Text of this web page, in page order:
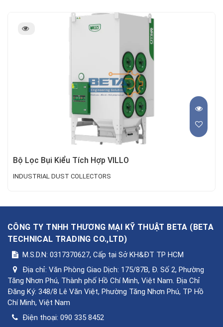
Bộ Lọc Bụi Kiểu Tích Hợp VILLO
INDUSTRIAL DUST COLLECTORS
CÔNG TY TNHH THƯƠNG MẠI KỸ THUẬT BETA (BETA
TECHNICAL TRADING CO.,LTD)
M.S.D.N: 0317370627, Cấp tại Sở KH&ĐT TP HCM
Địa chỉ: Văn Phòng Giao Dịch: 175/87B, Đ. Số 2, Phường
Tăng Nhơn Phú, Thành phố Hồ Chí Minh, Việt Nam. Địa Chỉ
Đăng Ký: 348/8 Lê Văn Việt, Phường Tăng Nhơn Phú, TP Hồ
Chí Minh, Việt Nam
Điện thoại: 090 335 8452